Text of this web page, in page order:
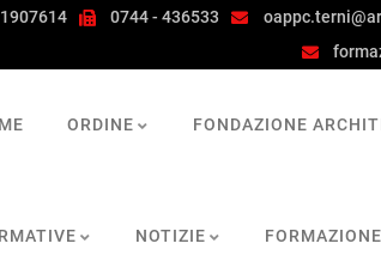
0744 - 436533
ORDINE FONDAZIONE
NOTIZIE FORMAZIONE